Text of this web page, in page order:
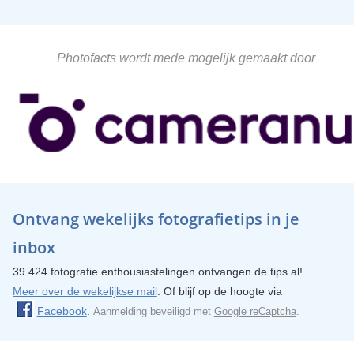
Photofacts wordt mede mogelijk gemaakt door
Ontvang wekelijks fotografietips in je
inbox
39.424 fotografie enthousiastelingen ontvangen de tips al!
Meer over de wekelijkse mail. Of blijf op de hoogte via
Facebook. Aanmelding beveiligd met Google reCaptcha.